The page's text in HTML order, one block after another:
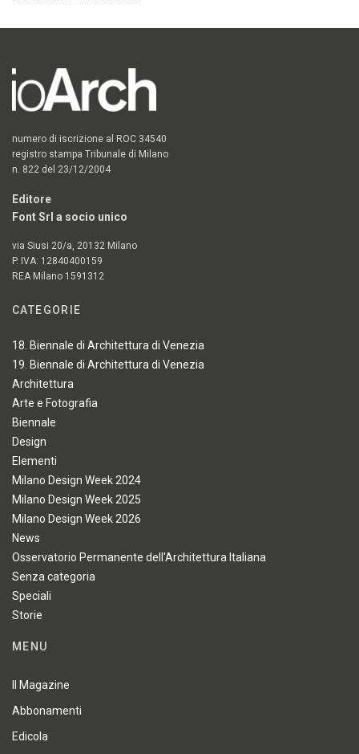
numero di iscrizione al ROC 34540
registro stampa Tribunale di Milano
n. 822 del 23/12/2004
Editore
Font Srl a socio unico
via Siusi 20/a, 20132 Milano
P. IVA: 12840400159
REA Milano 1591312
CATEGORIE
18. Biennale di Architettura di Venezia
19. Biennale di Architettura di Venezia
Architettura
Arte e Fotografia
Biennale
Design
Elementi
Milano Design Week 2024
Milano Design Week 2025
Milano Design Week 2026
News
Osservatorio Permanente dell'Architettura Italiana
Senza categoria
Speciali
Storie
MENU
Il Magazine
Abbonamenti
Edicola